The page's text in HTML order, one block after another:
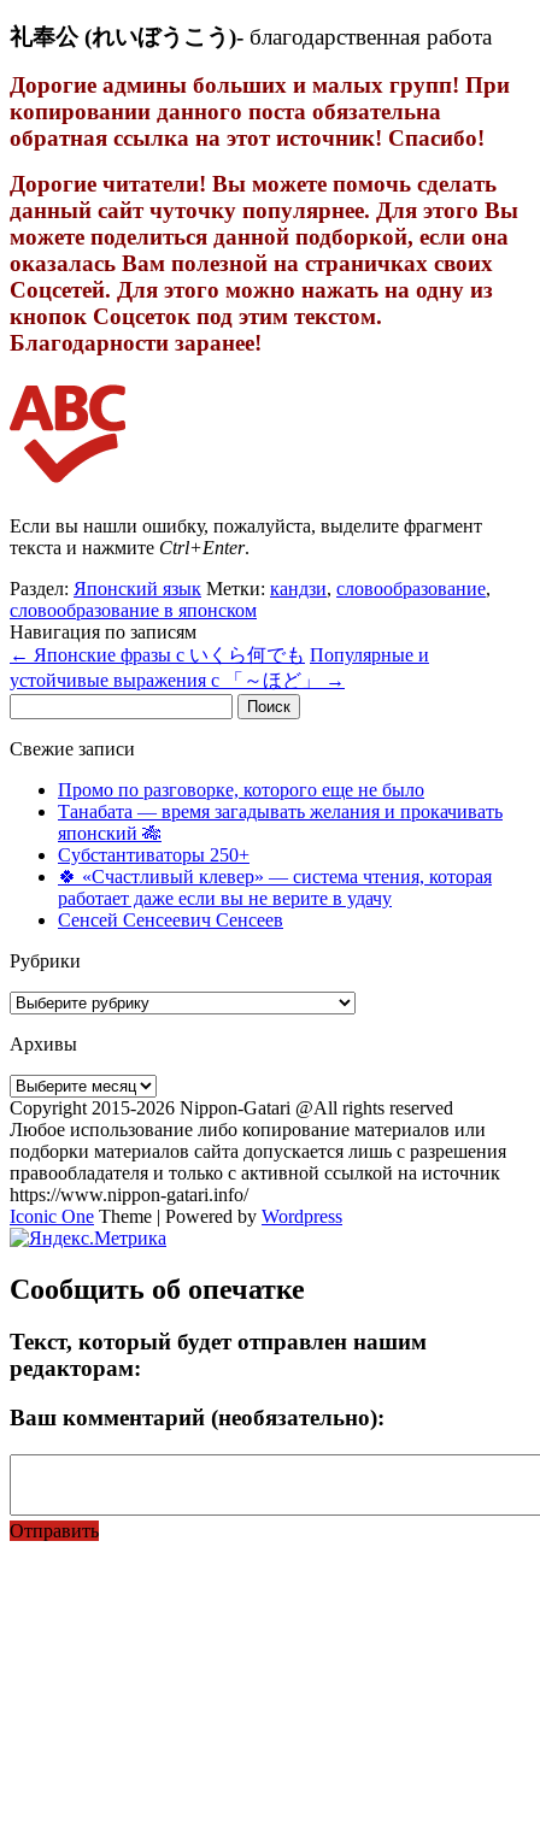
礼奉公 (れいぼうこう)- благодарственная работа
Дорогие админы больших и малых групп! При
копировании данного поста обязательна
обратная ссылка на этот источник! Спасибо!
Дорогие читатели! Вы можете помочь сделать
данный сайт чуточку популярнее. Для этого Вы
можете поделиться данной подборкой, если она
оказалась Вам полезной на страничках своих
Соцсетей. Для этого можно нажать на одну из
кнопок Соцсеток под этим текстом.
Благодарности заранее!
Если вы нашли ошибку, пожалуйста, выделите фрагмент
текста и нажмите Ctrl+Enter.
Раздел: Японский язык Метки: кандзи, словообразование,
словообразование в японском
Навигация по записям
← Японские фразы с いくら何でも Популярные и
устойчивые выражения с 「～ほど」
→
Свежие записи
Промо по разговорке, которого еще не было
Танабата — время загадывать желания и прокачивать
японский 🎋
Субстантиваторы 250+
🍀 «Счастливый клевер» — система чтения, которая
работает даже если вы не верите в удачу
Сенсей Сенсеевич Сенсеев
Рубрики
Рубрики
Архивы
Архивы
Copyright 2015-2026 Nippon-Gatari @All rights reserved
Любое использование либо копирование материалов или
подборки материалов сайта допускается лишь с разрешения
правообладателя и только с активной ссылкой на источник
https://www.nippon-gatari.info/
Iconic One Theme | Powered by Wordpress
Сообщить об опечатке
Текст, который будет отправлен нашим
редакторам:
Ваш комментарий (необязательно):
Отправить